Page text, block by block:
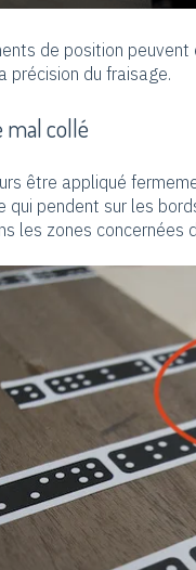
de position
précision du fraisage.
mal collé
être appliqué
qui pendent sur les
les zones concernées